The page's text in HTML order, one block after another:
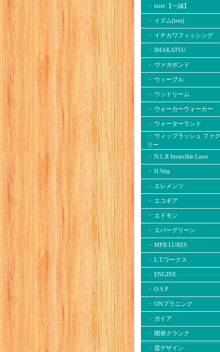
・ issei 【一誠】
・ イズム(ism)
・ イチカワフィッシング
・ IMAKATSU
・ ヴァガボンド
・ ウィーブル
・ ウッドリーム
・ ウォーカーウォーカー
・ ウォーターランド
・ ウィップラッシュ ファ
リー
・ N.L.R Invincible Lures
・ H.Way
・ エレメンツ
・ エコギア
・ エドモン
・ エバーグリーン
・ MPB LURES
・ L.T.ワークス
・ ENGINE
・ O.S.P
・ ONプラニング
・ ガイア
・ 開発クランク
・ 霞デザイン